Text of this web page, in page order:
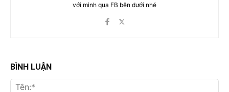
với mình qua FB bên dưới nhé
BÌNH LUẬN